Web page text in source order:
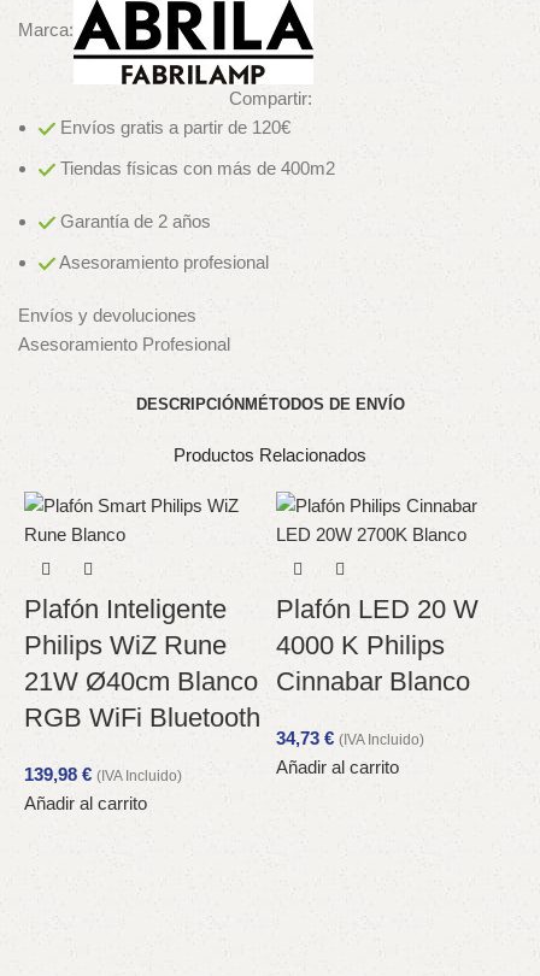
Marca:
Compartir:
Envíos gratis a partir de 120€
Tiendas físicas con más de 400m2
Garantía de 2 años
Asesoramiento profesional
Envíos y devoluciones
Asesoramiento Profesional
DESCRIPCIÓN MÉTODOS DE ENVÍO
Productos Relacionados
Plafón Inteligente
Philips WiZ Rune
21W Ø40cm Blanco
RGB WiFi Bluetooth
139,98 € (IVA Incluido)
Añadir al carrito
Plafón LED 20 W
4000 K Philips
Cinnabar Blanco
34,73 € (IVA Incluido)
Añadir al carrito